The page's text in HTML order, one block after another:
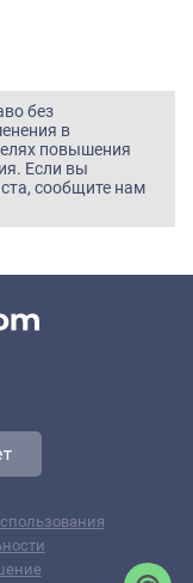
без
в
повышения
Если вы
сообщите нам